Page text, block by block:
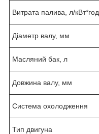
Витрата палива, л/кВт*год
Діаметр валу, мм
Масляний бак, л
Довжина валу, мм
Система охолодження
Тип двигуна